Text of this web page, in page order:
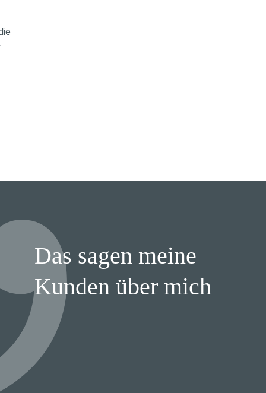
Das sagen meine
Kunden über mich